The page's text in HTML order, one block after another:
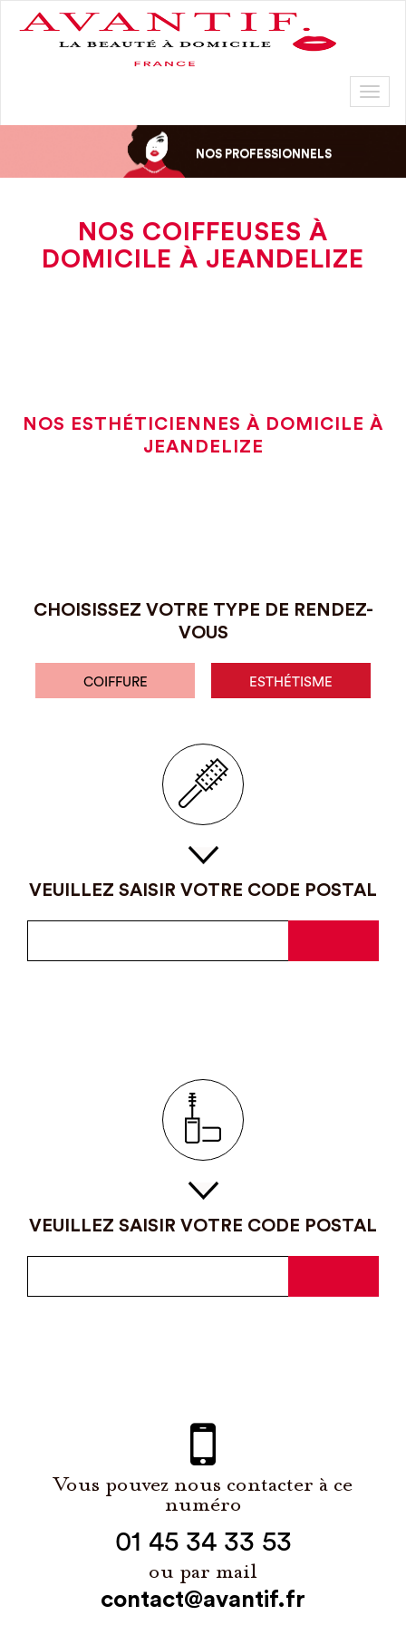
NOS PROFESSIONNELS
NOS COIFFEUSES À
DOMICILE À JEANDELIZE
NOS ESTHÉTICIENNES À DOMICILE À
JEANDELIZE
CHOISISSEZ VOTRE TYPE DE RENDEZ-
VOUS
COIFFURE ESTHÉTISME
VEUILLEZ SAISIR VOTRE CODE POSTAL
VEUILLEZ SAISIR VOTRE CODE POSTAL
Vous pouvez nous contacter à ce
numéro
01 45 34 33 53
ou par mail
contact@avantif.fr